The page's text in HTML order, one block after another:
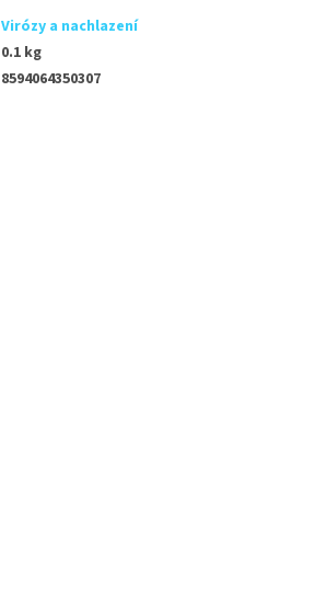
Virózy a nachlazení
0.1 kg
8594064350307